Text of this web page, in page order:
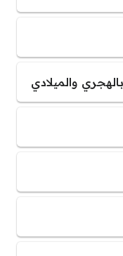
والميلادي